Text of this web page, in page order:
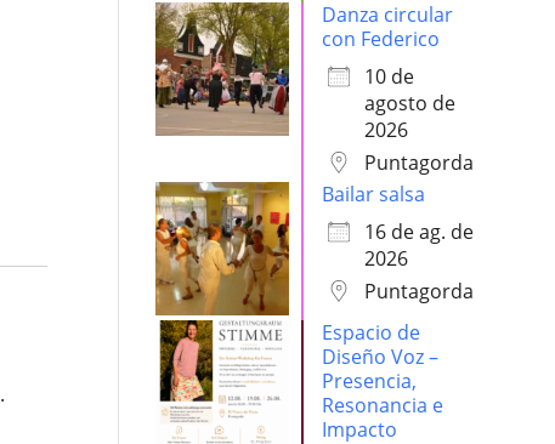
.
Danza circular
con Federico
10 de
agosto de
2026
Puntagorda
Bailar salsa
16 de ag. de
2026
Puntagorda
Espacio de
Diseño Voz –
Presencia,
Resonancia e
Impacto